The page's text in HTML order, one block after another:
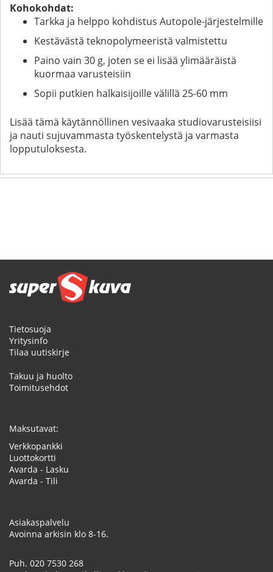
Kohokohdat:
Tarkka ja helppo kohdistus Autopole-järjestelmille
Kestävästä teknopolymeeristä valmistettu
Paino vain 30 g, joten se ei lisää ylimääräistä
kuormaa varusteisiin
Sopii putkien halkaisijoille välillä 25-60 mm
Lisää tämä käytännöllinen vesivaaka studiovarusteisiisi
ja nauti sujuvammasta työskentelystä ja varmasta
lopputuloksesta.
Tietosuoja
Yritysinfo
Tilaa uutiskirje
Takuu ja huolto
Toimitusehdot
Maksutavat:
Verkkopankki
Luottokortti
Avarda - Lasku
Avarda - Tili
Asiakaspalvelu
Avoinna arkisin klo 8-16.
Puh. 020 7530 268